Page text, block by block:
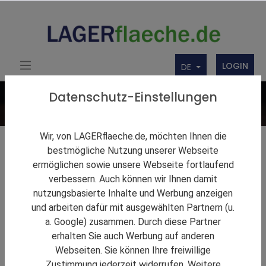
DE LOGIN
Lagerlösungen
Firmenbörse
Über uns
Produkte
Datenschutz-Einstellungen
Wir, von LAGERflaeche.de, möchten Ihnen die
bestmögliche Nutzung unserer Webseite
ermöglichen sowie unsere Webseite fortlaufend
verbessern. Auch können wir Ihnen damit
nutzungsbasierte Inhalte und Werbung anzeigen
und arbeiten dafür mit ausgewählten Partnern (u.
a. Google) zusammen. Durch diese Partner
erhalten Sie auch Werbung auf anderen
Webseiten. Sie können Ihre freiwillige